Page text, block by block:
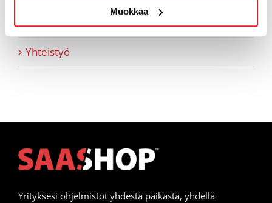
Muokkaa
Webinaaritallenteet
Yhteistyö
Yrityksesi ohjelmistot yhdestä paikasta, yhdellä